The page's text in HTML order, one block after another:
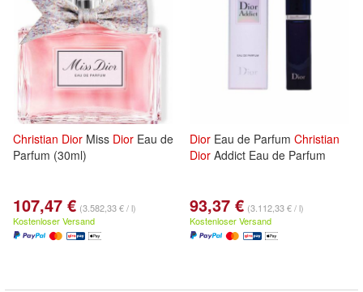
Christian Dior Miss Dior Eau de
Parfum (30ml)
107,47 € (3.582,33 € / l)
Kostenloser Versand
Dior Eau de Parfum Christian
Dior Addict Eau de Parfum
93,37 € (3.112,33 € / l)
Kostenloser Versand